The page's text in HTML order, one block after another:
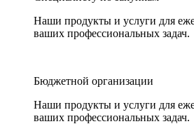
Наши продукты и услуги для
ваших профессиональных задач.
Бюджетной организации
Наши продукты и услуги для
ваших профессиональных задач.